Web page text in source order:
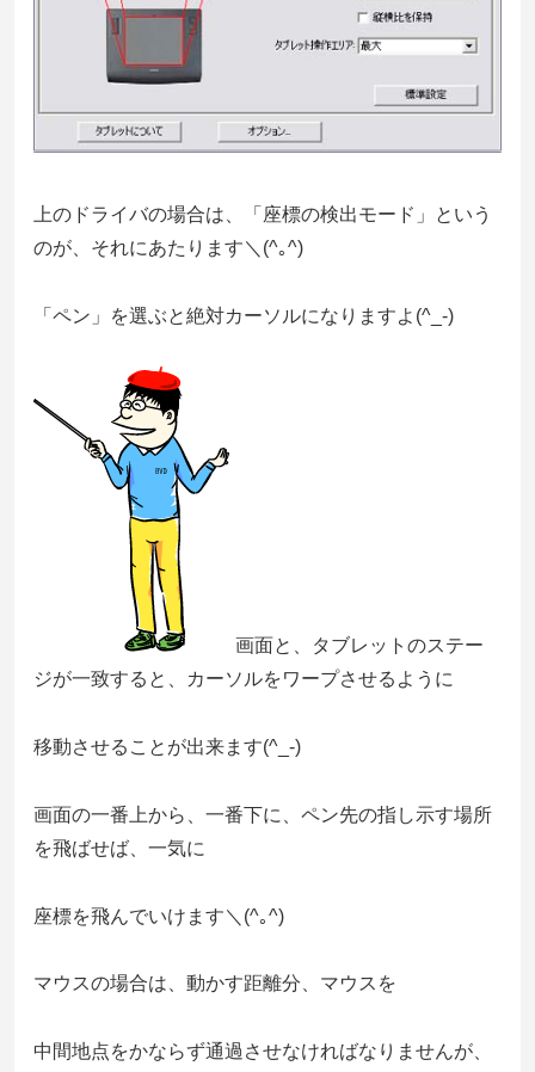
上のドライバの場合は、「座標の検出モード」という
のが、それにあたります＼(^｡^)
「ペン」を選ぶと絶対カーソルになりますよ(^_-)
画面と、タブレットのステー
ジが一致すると、カーソルをワープさせるように
移動させることが出来ます(^_-)
画面の一番上から、一番下に、ペン先の指し示す場所
を飛ばせば、一気に
座標を飛んでいけます＼(^｡^)
マウスの場合は、動かす距離分、マウスを
中間地点をかならず通過させなければなりませんが、